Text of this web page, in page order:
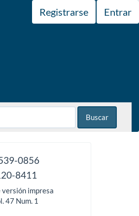
Registrarse Entrar
Buscar
0856
8411
impresa
47 Num. 1